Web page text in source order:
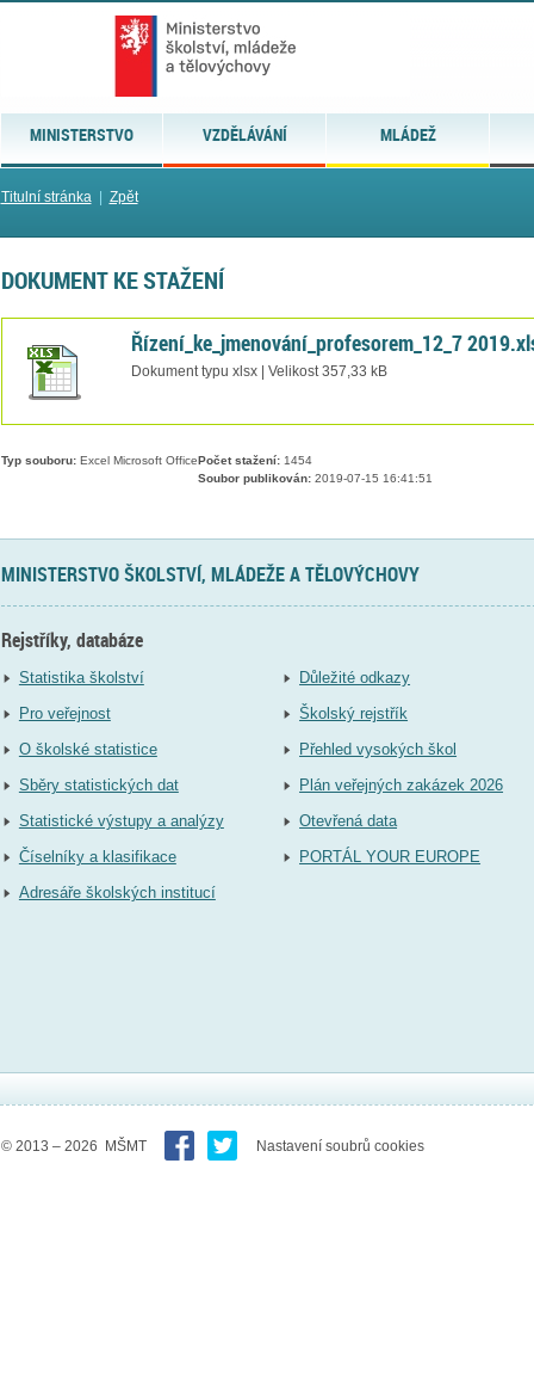
MINISTERSTVO VZDĚLÁVÁNÍ MLÁDEŽ
Titulní stránka| Zpět
DOKUMENT KE STAŽENÍ
Řízení_ke_jmenování_profesorem_12_7
Dokument typu xlsx | Velikost 357,33 kB
Typ souboru:Excel Microsoft Office Počet stažení:1454
Soubor publikován:2019-07-15 16:41:51
MINISTERSTVO ŠKOLSTVÍ, MLÁDEŽE A TĚLOVÝCHOVY
Rejstříky, databáze
Statistika školství
Pro veřejnost
O školské statistice
Sběry statistických dat
Statistické výstupy a analýzy
Číselníky a klasifikace
Adresáře školských institucí
Důležité odkazy
Školský rejstřík
Přehled vysokých škol
Plán veřejných zakázek 2026
Otevřená data
PORTÁL YOUR EUROPE
© 2013 – 2026 MŠMT Nastavení soubrů cookies